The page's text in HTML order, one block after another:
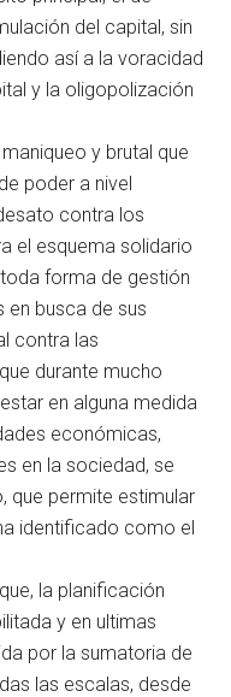
del capital, sin
así a la voracidad
y la oligopolización
y brutal que
poder a nivel
contra los
el esquema solidario
forma de gestión
busca de sus
contra las
durante mucho
en alguna medida
económicas,
en la sociedad, se
que permite estimular
identificado como el
la planificación
y en ultimas
por la sumatoria de
las escalas, desde